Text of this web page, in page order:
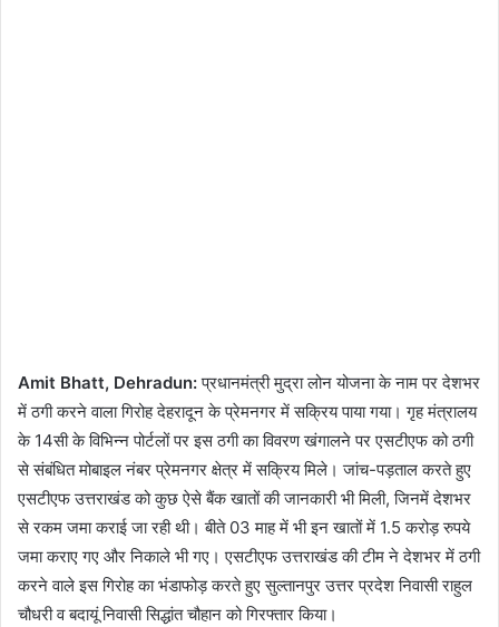
Amit Bhatt, Dehradun:प्रधानमंत्री मुद्रा लोन योजना के नाम पर देशभर
में ठगी करने वाला गिरोह देहरादून के प्रेमनगर में सक्रिय पाया गया। गृह मंत्रालय
के 14सी के विभिन्न पोर्टलों पर इस ठगी का विवरण खंगालने पर एसटीएफ को ठगी
से संबंधित मोबाइल नंबर प्रेमनगर क्षेत्र में सक्रिय मिले। जांच-पड़ताल करते हुए
एसटीएफ उत्तराखंड को कुछ ऐसे बैंक खातों की जानकारी भी मिली, जिनमें देशभर
से रकम जमा कराई जा रही थी। बीते 03 माह में भी इन खातों में 1.5 करोड़ रुपये
जमा कराए गए और निकाले भी गए। एसटीएफ उत्तराखंड की टीम ने देशभर में ठगी
करने वाले इस गिरोह का भंडाफोड़ करते हुए सुल्तानपुर उत्तर प्रदेश निवासी राहुल
चौधरी व बदायूं निवासी सिद्धांत चौहान को गिरफ्तार किया।